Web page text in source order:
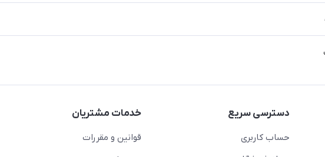
دسترسی سریع
حساب کاربری
خدمات مشتریان
قوانین و مقررات